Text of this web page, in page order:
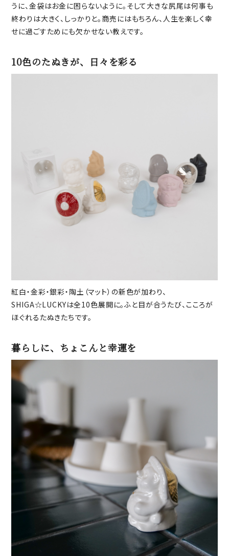
うに、金袋はお金に困らないように。そして大きな尻尾は何事も
終わりは大きく、しっかりと。商売にはもちろん、人生を楽しく幸
せに過ごすためにも欠かせない教えです。
10色のたぬきが、日々を彩る
紅白・金彩・銀彩・陶土（マット）の新色が加わり、
SHIGA☆LUCKYは全10色展開に。ふと目が合うたび、こころが
ほぐれるたぬきたちです。
暮らしに、ちょこんと幸運を